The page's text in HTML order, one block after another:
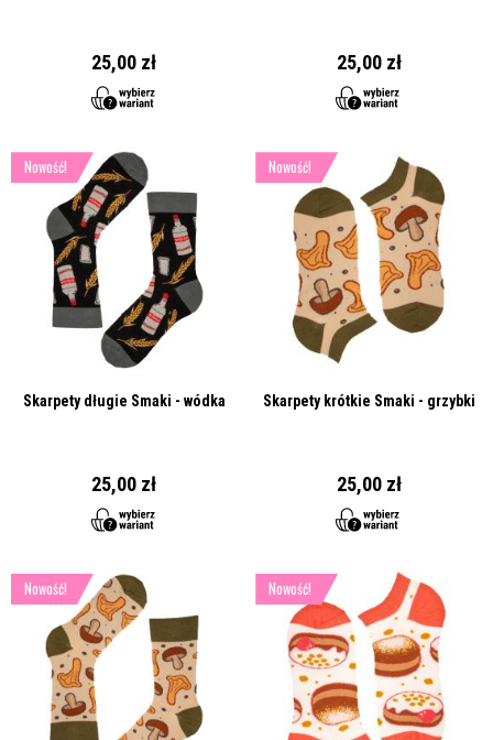
25,00 zł 25,00 zł
Skarpety długie Smaki - wódka
25,00 zł
Nowość!
Skarpety krótkie Smaki - grzybki
25,00 zł
Nowość!
Nowość! Nowość!